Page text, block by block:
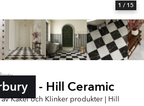
- Hill Ceramic
Kakel och Klinker produkter | Hill
1 / 15